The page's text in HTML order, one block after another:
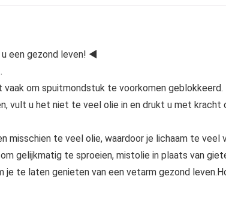
een gezond leven! ◀
om spuitmondstuk te voorkomen geblokkeerd.
vult u het niet te veel olie in en drukt u met kracht
misschien te veel olie, waardoor je lichaam te veel
gelijkmatig te sproeien, mistolie in plaats van
je te laten genieten van een vetarm gezond